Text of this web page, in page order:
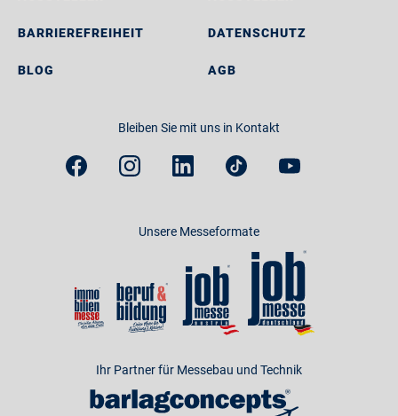
BARRIEREFREIHEIT
BLOG
DATENSCHUTZ
AGB
Bleiben Sie mit uns in Kontakt
Unsere Messeformate
Ihr Partner für Messebau und Technik